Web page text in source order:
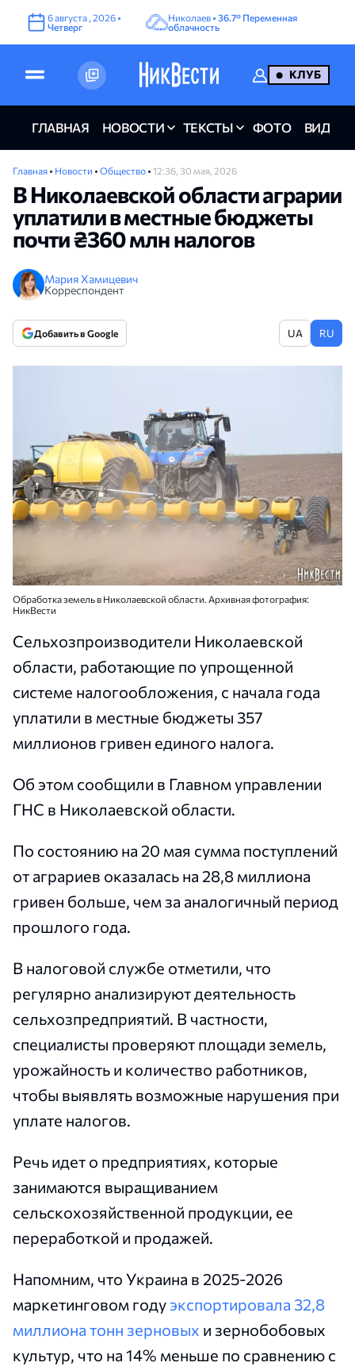
6августа ,2026 •
Четверг
Николаев •36.7° Переменная
облачность
КЛУБ
ГЛАВНАЯ НОВОСТИ ТЕКСТЫ ФОТО ВИДЕО
Главная • Новости • Общество • 12:36, 30 мая, 2026
В Николаевской области аграрии
уплатили в местные бюджеты
почти ₴360 млн налогов
Мария Хамицевич
Корреспондент
Добавить в Google UA RU
Обработка земель в Николаевской области. Архивная фотография:
НикВести
Сельхозпроизводители Николаевской
области, работающие по упрощенной
системе налогообложения, с начала года
уплатили в местные бюджеты 357
миллионов гривен единого налога.
Об этом сообщили в Главном управлении
ГНС в Николаевской области.
По состоянию на 20 мая сумма поступлений
от аграриев оказалась на 28,8 миллиона
гривен больше, чем за аналогичный период
прошлого года.
В налоговой службе отметили, что
регулярно анализируют деятельность
сельхозпредприятий. В частности,
специалисты проверяют площади земель,
урожайность и количество работников,
чтобы выявлять возможные нарушения при
уплате налогов.
Речь идет о предприятиях, которые
занимаются выращиванием
сельскохозяйственной продукции, ее
переработкой и продажей.
Напомним, что Украина в 2025-2026
маркетинговом году экспортировала 32,8
миллиона тонн зерновых и зернобобовых
культур, что на 14% меньше по сравнению с